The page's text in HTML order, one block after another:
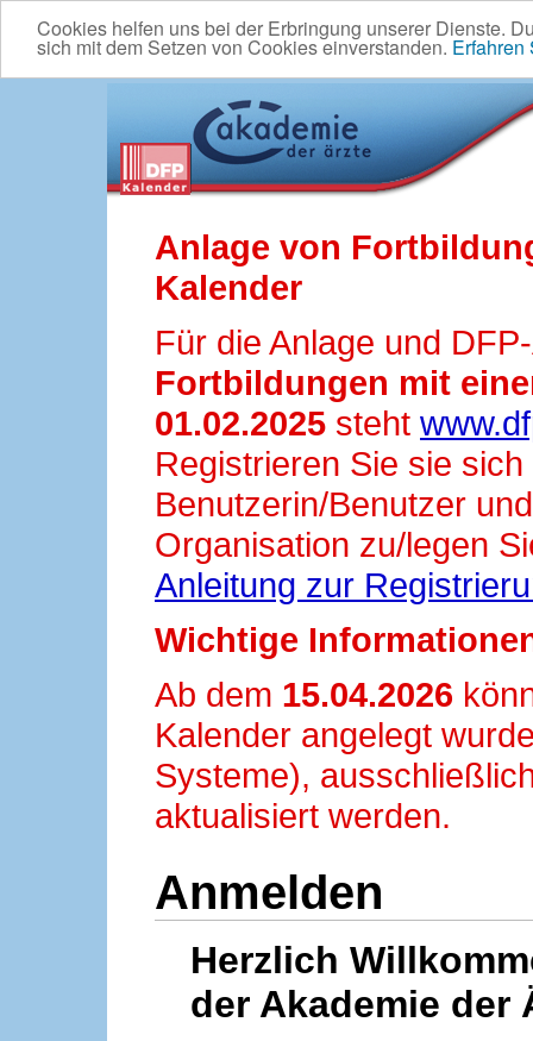
Cookies helfen uns bei der Erbringung unserer Dienste.
sich mit dem Setzen von Cookies einverstanden. Erfahren
Anlage von
Kalender
Für die Anlage und
Fortbildungen mit
01.02.2025 steht
Registrieren Sie sie
Benutzerin/Benutzer
Organisation zu/legen
Anleitung zur
Wichtige
Ab dem 15.04.2026
Kalender angelegt
Systeme),
aktualisiert werden.
Anmelden
Herzlich
der Akademie der